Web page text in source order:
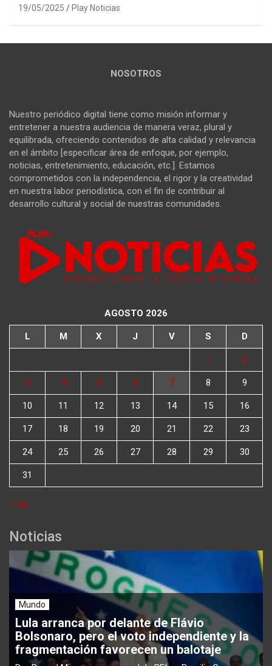
19/05/2025 Play Noticias
NOSOTROS
Nuestro periódico digital tiene como misión informar y
entretener a nuestra audiencia de manera veraz, plural y
equilibrada, ofreciendo contenidos de alta calidad y relevancia
en el ámbito [especificar área de enfoque, por ejemplo,
noticias, entretenimiento, educación, etc.]. Estamos
comprometidos con la independencia, el rigor y la creatividad
en nuestra labor periodística, con el fin de contribuir al
desarrollo cultural y social de nuestras comunidades.
AGOSTO 2026
L M X J V S D
1 2
3 4 5 6 7 8 9
10 11 12 13 14 15 16
17 18 19 20 21 22 23
24 25 26 27 28 29 30
31
« Jul
Noticias
Mundo
Lula arranca por delante de Flávio
Bolsonaro, pero el voto independiente y la
fragmentación favorecen un balotaje